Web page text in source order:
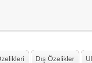
Dış Özelikler